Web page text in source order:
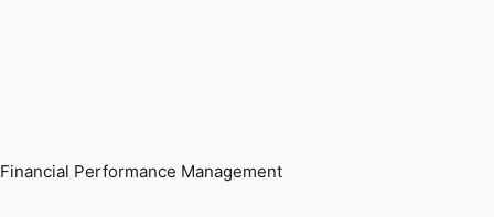
Financial Performance Management